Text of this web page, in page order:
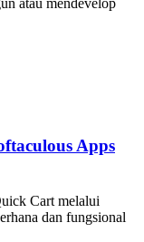
atau mendevelop
Apps
Cart melalui
dan fungsional